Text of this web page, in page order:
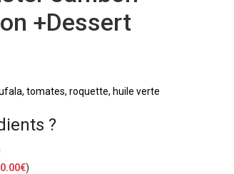
+Dessert
tomates, roquette, huile verte
?
0.00€)